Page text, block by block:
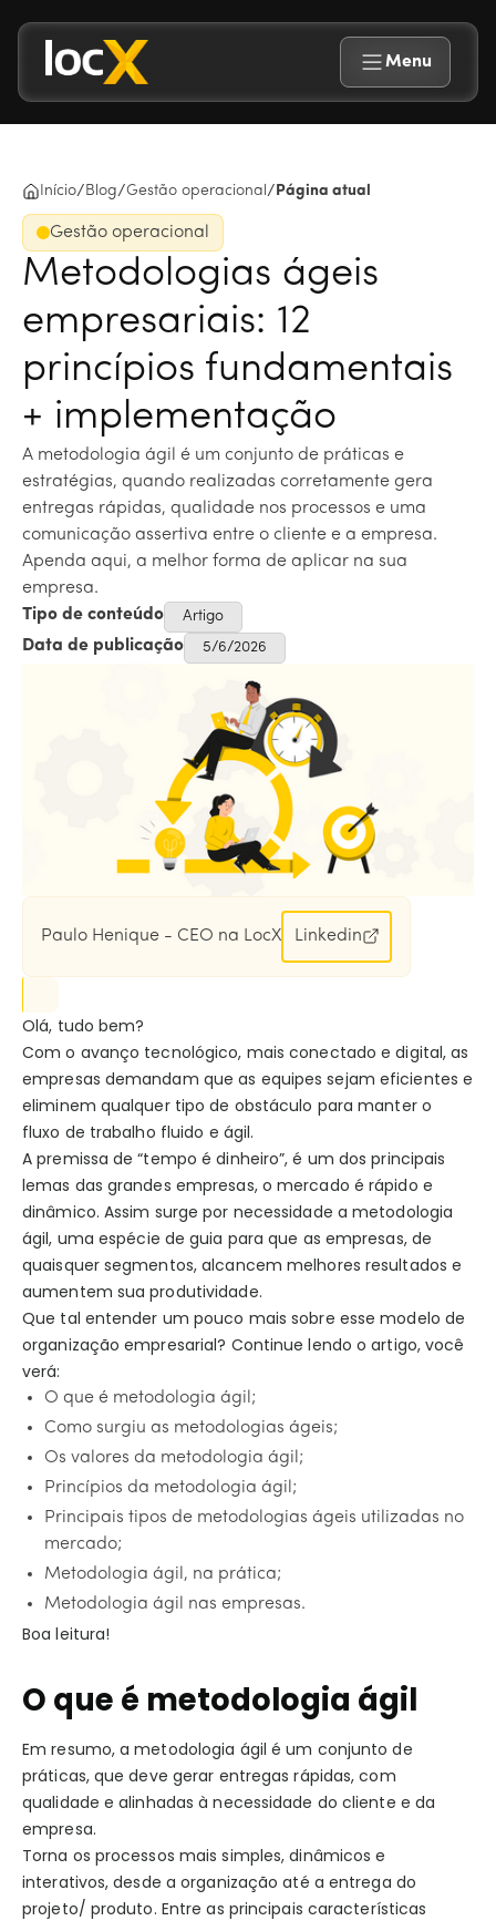
Menu
Início/Blog/Gestão operacional/Página atual
Gestão operacional
Metodologias ágeis
empresariais: 12
princípios fundamentais
+ implementação
A metodologia ágil é um conjunto de práticas e
estratégias, quando realizadas corretamente gera
entregas rápidas, qualidade nos processos e uma
comunicação assertiva entre o cliente e a empresa.
Apenda aqui, a melhor forma de aplicar na sua
empresa.
Tipo de conteúdo
Artigo
Data de publicação 5/6/2026
Paulo Henique - CEO na LocX Linkedin
Olá, tudo bem?
Com o avanço tecnológico, mais conectado e digital, as
empresas demandam que as equipes sejam eficientes e
eliminem qualquer tipo de obstáculo para manter o
fluxo de trabalho fluido e ágil.
A premissa de “tempo é dinheiro”, é um dos principais
lemas das grandes empresas, o mercado é rápido e
dinâmico. Assim surge por necessidade a metodologia
ágil, uma espécie de guia para que as empresas, de
quaisquer segmentos, alcancem melhores resultados e
aumentem sua produtividade.
Que tal entender um pouco mais sobre esse modelo de
organização empresarial? Continue lendo o artigo, você
verá:
O que é metodologia ágil;
Como surgiu as metodologias ágeis;
Os valores da metodologia ágil;
Princípios da metodologia ágil;
Principais tipos de metodologias ágeis utilizadas no
mercado;
Metodologia ágil, na prática;
Metodologia ágil nas empresas.
Boa leitura!
O que é metodologia ágil
Em resumo, a metodologia ágil é um conjunto de
práticas, que deve gerar entregas rápidas, com
qualidade e alinhadas à necessidade do cliente e da
empresa.
Torna os processos mais simples, dinâmicos e
interativos, desde a organização até a entrega do
projeto/ produto. Entre as principais características